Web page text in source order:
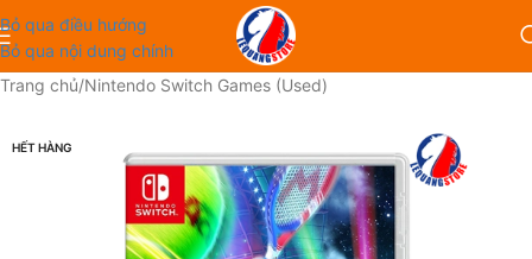
Bỏ qua điều hướng
Bỏ qua nội dung chính
Trang chủ/Nintendo Switch Games (Used)
HẾT HÀNG